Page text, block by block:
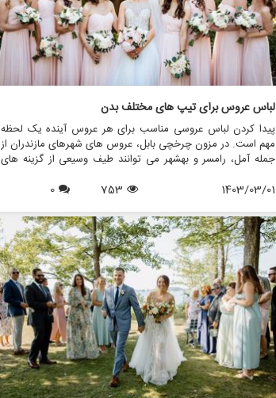
لباس عروس برای تیپ های مختلف بدن
پیدا کردن لباس عروسی مناسب برای هر عروس آینده یک لحظه
مهم است. در مزون چرخچی بابل، عروس های شهرهای مازندران از
جمله آمل، رامسر و بهشهر می توانند طیف وسیعی از گزینه های
به دنیای لباس های عروسی بپردازیم که برای تملق و زیبایی هر
1403/03/01
753
0